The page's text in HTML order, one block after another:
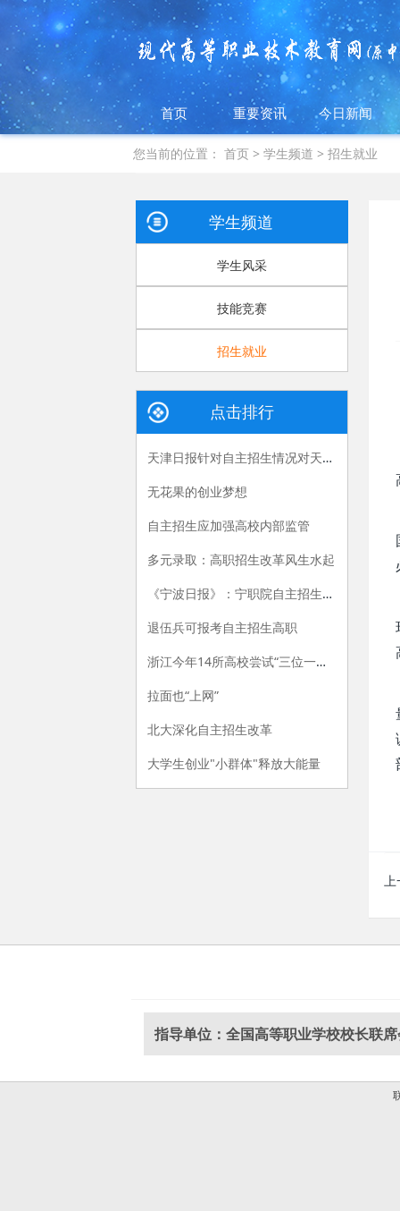
首页 重要资讯 今日新闻
您当前的位置：首页 >学生频道 >招生就业
学生频道
学生风采
技能竞赛
招生就业
点击排行
天津日报针对自主招生情况对天津医专刘斌校长进行专访
无花果的创业梦想
自主招生应加强高校内部监管
多元录取：高职招生改革风生水起
《宁波日报》：宁职院自主招生亮新招
退伍兵可报考自主招生高职
浙江今年14所高校尝试“三位一体”招生模式
拉面也“上网”
北大深化自主招生改革
大学生创业"小群体"释放大能量
指导单位：全国高等职业学校校长联